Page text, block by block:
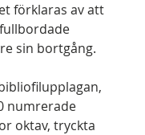
förklaras av att
sin bortgång.
numrerade
oktav, tryckta